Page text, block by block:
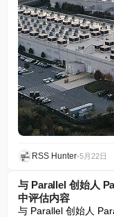
RSS Hunter•5月22日
与 Parallel 创始人
中评估内容
与 Parallel 创始人